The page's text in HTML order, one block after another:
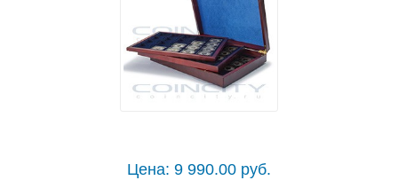
Цена: 9 990.00 руб.